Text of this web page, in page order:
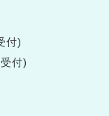
付)
付)